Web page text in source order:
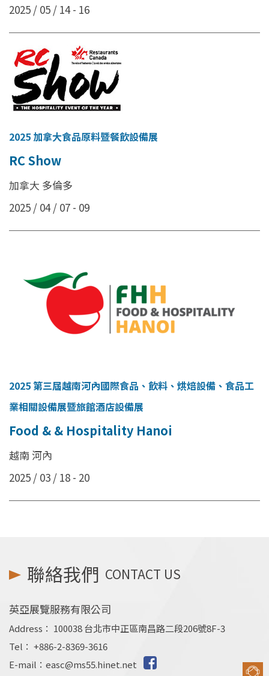
2025 / 05 / 14 - 16
2025 加拿大食品原料暨餐飲設備展
RC Show
加拿大 多倫多
2025 / 04 / 07 - 09
2025 第三屆越南河內國際食品、飲料、烘焙設備、食品工
業相關設備展暨旅館酒店設備展
Food & & Hospitality Hanoi
越南 河內
2025 / 03 / 18 - 20
聯絡我們 CONTACT US
英亞展覽服務有限公司
Address： 100038 台北市中正區南昌路二段206號8F-3
Tel： +886-2-8369-3616
E-mail： easc@ms55.hinet.net